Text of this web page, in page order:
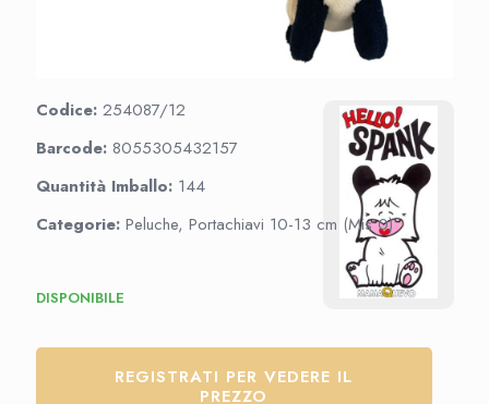
Codice: 254087/12
Barcode: 8055305432157
Quantità Imballo: 144
Categorie: Peluche, Portachiavi 10-13 cm (Mis 0)
DISPONIBILE
REGISTRATI PER VEDERE IL
PREZZO